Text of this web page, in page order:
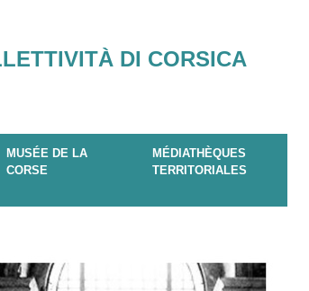
DI CORSICA
MUSÉE DE LA
CORSE
MÉDIATHÈQUES
TERRITORIALES